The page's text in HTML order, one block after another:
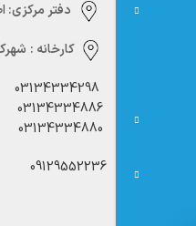
دفتر مرکزی:‌
کارخانه :
03134334298
03134334886
03134334880
09129552236